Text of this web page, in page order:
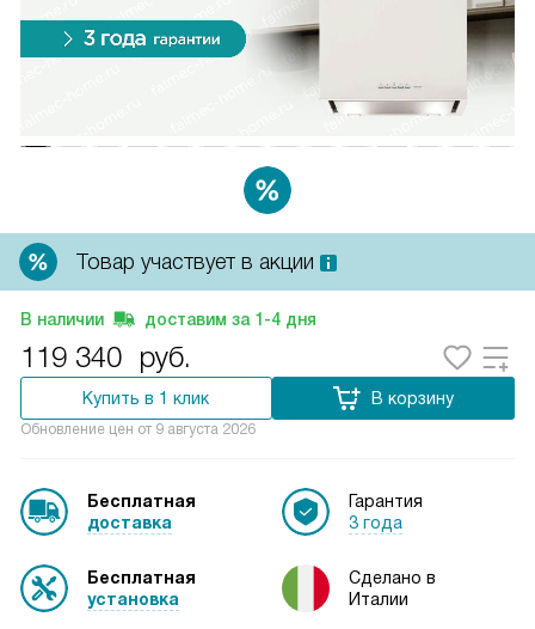
Товар участвует в акции
В наличии доставим за 1-4 дня
119 340 руб.
Купить в 1 клик В корзину
Обновление цен от 9 августа 2026
Бесплатная
доставка
Бесплатная
установка
Гарантия
3 года
Сделано в
Италии